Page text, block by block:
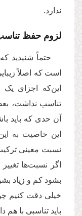
ندارد.
لزوم حفظ
حتماً شنیدید
است که اصلاً
این‌که اجزای یک
تناسب نداشت،
آن حدی که باید
این خاصیت به
نسبت معینی
اگر نسبت‌ها
بشود کم‌ و زیاد
خیلی دقت کنیم
باید تناسبی با هم